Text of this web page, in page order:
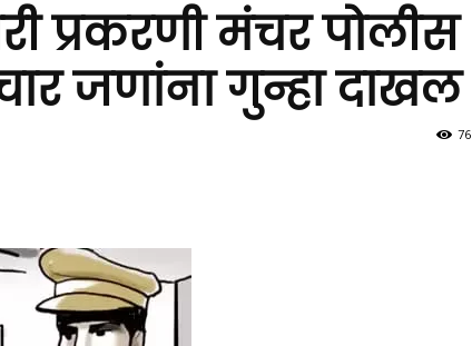
प्रकरणी मंचर पोलीस
जणांना गुन्हा दाखल
76